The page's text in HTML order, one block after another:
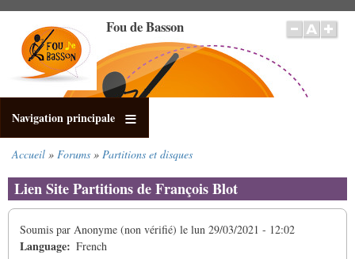
contenu
principal
Fou de Basson
Navigation principale
d'Ariane
Accueil Forums Partitions et disques
Lien Site Partitions de François Blot
Soumis par Anonyme (non vérifié) le lun 29/03/2021 - 12:02
Language
French